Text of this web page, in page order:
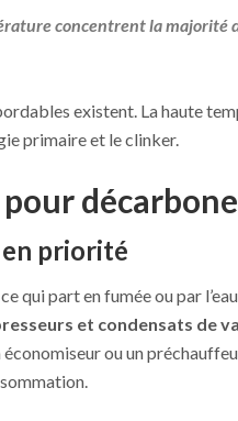
concentrent la majorité
existent. La haute
primaire et le clinker.
priorité
qui part en fumée ou par
et condensats de
ou un